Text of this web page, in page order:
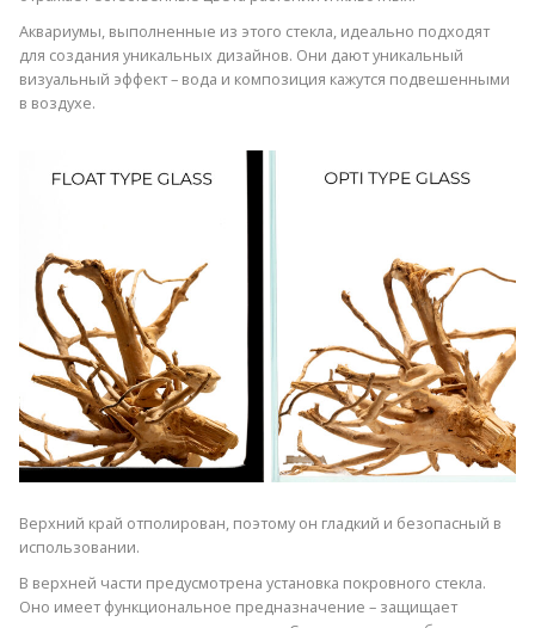
Аквариумы, выполненные из этого стекла, идеально подходят
для создания уникальных дизайнов. Они дают уникальный
визуальный эффект – вода и композиция кажутся подвешенными
в воздухе.
Верхний край отполирован, поэтому он гладкий и безопасный в
использовании.
В верхней части предусмотрена установка покровного стекла.
Оно имеет функциональное предназначение – защищает